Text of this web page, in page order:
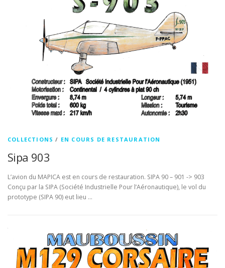
COLLECTIONS / EN COURS DE RESTAURATION
Sipa 903
L’avion du MAPICA est en cours de restauration. SIPA 90 – 901 -> 903
Conçu par la SIPA (Société Industrielle Pour l’Aéronautique), le vol du
prototype (SIPA 90) eut lieu …